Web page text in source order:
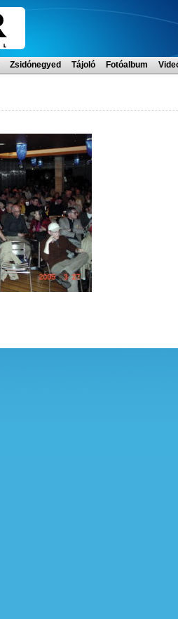
Zsidónegyed Tájoló Fotóalbum